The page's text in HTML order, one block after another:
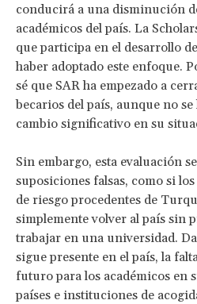
conducirá a una disminución
académicos del país. La
que participa en el desarrollo
haber adoptado este enfoque.
sé que SAR ha empezado a
becarios del país, aunque no
cambio significativo en su
Sin embargo, esta evaluación
suposiciones falsas, como si
de riesgo procedentes de
simplemente volver al país sin
trabajar en una universidad.
sigue presente en el país, la
futuro para los académicos en
países e instituciones de